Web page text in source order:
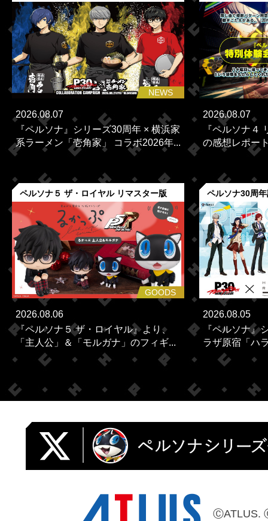
NEWS
2026.08.07
『ペルソナ』シリーズ30周年 × 横浜家
系ラーメン「壱角家」 コラボ2026年...
2026.08.07
『ペルソナ４
の感想レポー
ペルソナ５ ザ・ロイヤル リマスター版
GOODS
2026.08.06
『ペルソナ５ ザ・ロイヤル』より、
「主人公」＆「モルガナ」のフィギ...
ペルソナ30周
2026.08.05
『ペルソナ』
ラザ原宿「ハ
ⒸATLUS.